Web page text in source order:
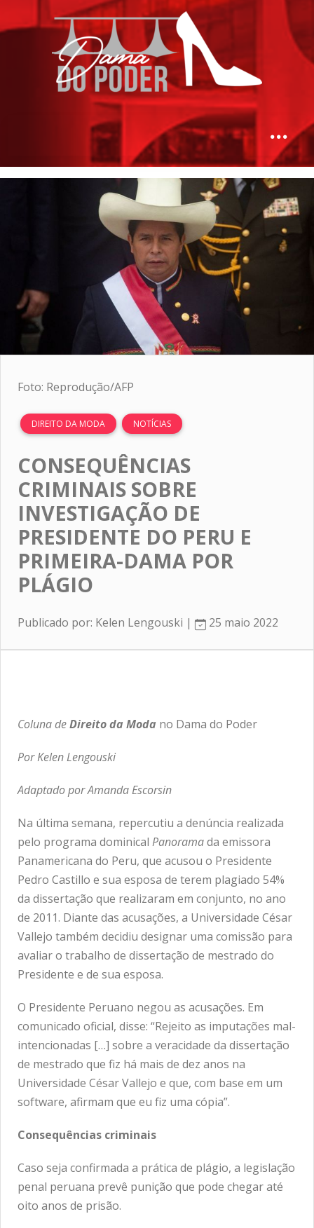
Foto: Reprodução/AFP
DIREITO DA MODA NOTÍCIAS
CONSEQUÊNCIAS
CRIMINAIS SOBRE
INVESTIGAÇÃO DE
PRESIDENTE DO PERU E
PRIMEIRA-DAMA POR
PLÁGIO
Publicado por: Kelen Lengouski | 25 maio 2022
Coluna deDireito da Moda no Dama do Poder
PorKelen Lengouski
Adaptado por Amanda Escorsin
Na última semana, repercutiu a denúncia realizada
pelo programa dominical Panoramada emissora
Panamericana do Peru, que acusou o Presidente
Pedro Castillo e sua esposa de terem plagiado 54%
da dissertação que realizaram em conjunto, no ano
de 2011. Diante das acusações, a Universidade César
Vallejo também decidiu designar uma comissão para
avaliar o trabalho de dissertação de mestrado do
Presidente e de sua esposa.
O Presidente Peruano negou as acusações. Em
comunicado oficial, disse: “Rejeito as imputações mal-
intencionadas […] sobre a veracidade da dissertação
de mestrado que fiz há mais de dez anos na
Universidade César Vallejo e que, com base em um
software, afirmam que eu fiz uma cópia”.
Consequências criminais
Caso seja confirmada a prática de plágio, a legislação
penal peruana prevê punição que pode chegar até
oito anos de prisão.